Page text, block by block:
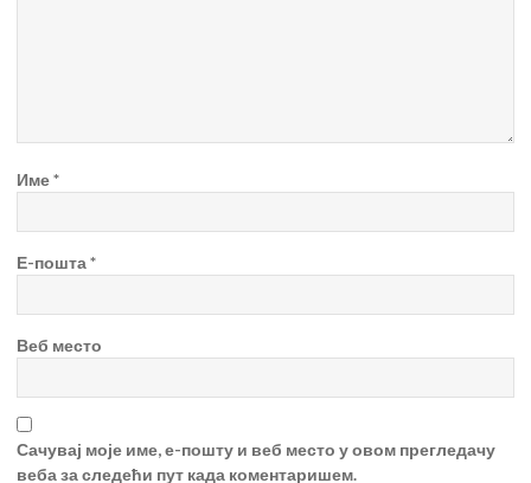
Име*
Е-пошта*
Веб место
Сачувај моје име, е-пошту и веб место у овом прегледачу
веба за следећи пут када коментаришем.